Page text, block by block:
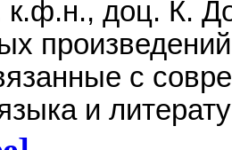
к.ф.н., доц. К.
с
и